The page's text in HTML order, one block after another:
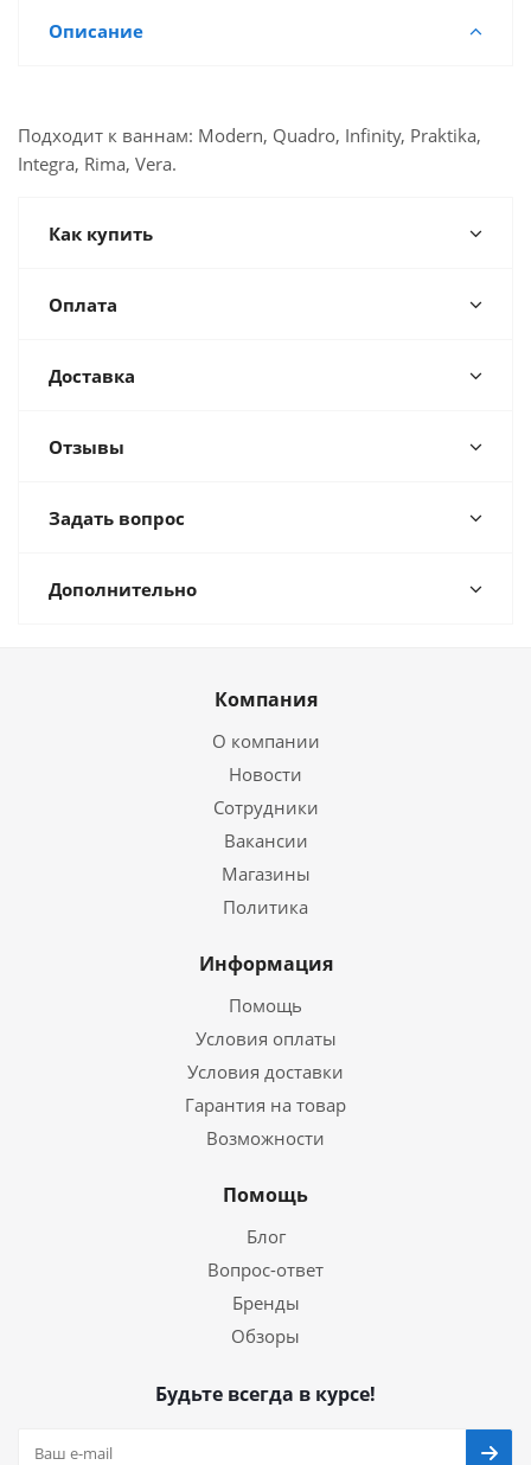
Описание
Подходит к ваннам: Modern, Quadro, Infinity, Praktika,
Integra, Rima, Vera.
Как купить
Оплата
Доставка
Отзывы
Задать вопрос
Дополнительно
Компания
О компании
Новости
Сотрудники
Вакансии
Магазины
Политика
Информация
Помощь
Условия оплаты
Условия доставки
Гарантия на товар
Возможности
Помощь
Блог
Вопрос-ответ
Бренды
Обзоры
Будьте всегда в курсе!